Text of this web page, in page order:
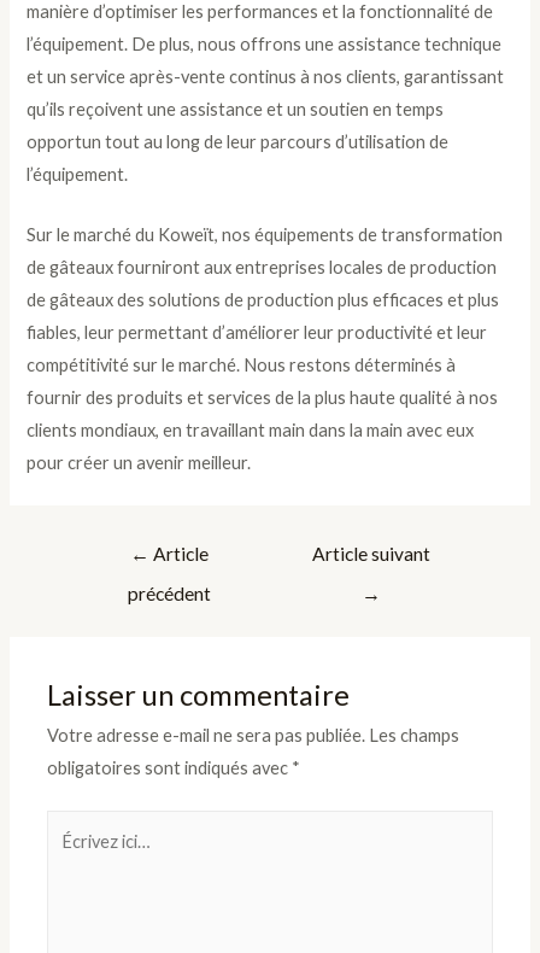
manière d’optimiser les performances et la fonctionnalité de
l’équipement. De plus, nous offrons une assistance technique
et un service après-vente continus à nos clients, garantissant
qu’ils reçoivent une assistance et un soutien en temps
opportun tout au long de leur parcours d’utilisation de
l’équipement.
Sur le marché du Koweït, nos équipements de transformation
de gâteaux fourniront aux entreprises locales de production
de gâteaux des solutions de production plus efficaces et plus
fiables, leur permettant d’améliorer leur productivité et leur
compétitivité sur le marché. Nous restons déterminés à
fournir des produits et services de la plus haute qualité à nos
clients mondiaux, en travaillant main dans la main avec eux
pour créer un avenir meilleur.
← Article
précédent
Article suivant
→
Laisser un commentaire
Votre adresse e-mail ne sera pas publiée. Les champs
obligatoires sont indiqués avec *